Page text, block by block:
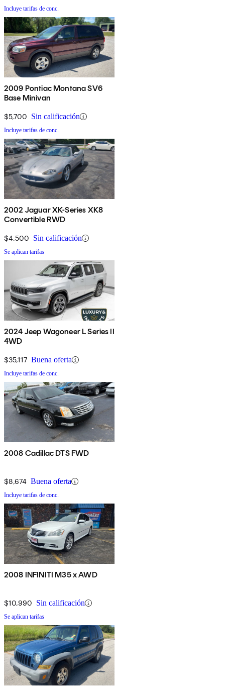
Incluye tarifas de conc.
2009 Pontiac Montana SV6
Base Minivan
$5,700 Sin calificación
Incluye tarifas de conc.
2002 Jaguar XK-Series XK8
Convertible RWD
$4,500 Sin calificación
Se aplican tarifas
2024 Jeep Wagoneer L Series II
4WD
$35,117 Buena oferta
Incluye tarifas de conc.
2008 Cadillac DTS FWD
$8,674 Buena oferta
Incluye tarifas de conc.
2008 INFINITI M35 x AWD
$10,990 Sin calificación
Se aplican tarifas